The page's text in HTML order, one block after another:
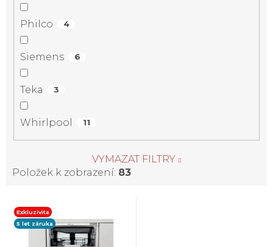
Philco 4
Siemens 6
Teka 3
Whirlpool 11
VYMAZAT FILTRY
Položek k zobrazení: 83
V
Exkluzivita
5 let záruka